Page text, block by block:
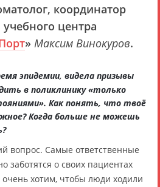
координатор
центра
» Максим Винокуров.
эпидемии, видела призывы
в поликлинику «только
Как понять, что твоё
Когда больше не можешь
вопрос. Самые ответственные
заботятся о своих пациентах
хотим, чтобы люди ходили